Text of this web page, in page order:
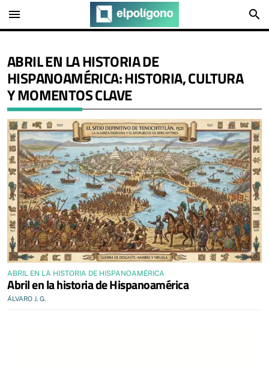
menu search
ABRIL EN LA HISTORIA DE
HISPANOAMÉRICA: HISTORIA, CULTURA
Y MOMENTOS CLAVE
ABRIL EN LA HISTORIA DE HISPANOAMÉRICA
Abril en la historia de Hispanoamérica
ÁLVARO J. G.